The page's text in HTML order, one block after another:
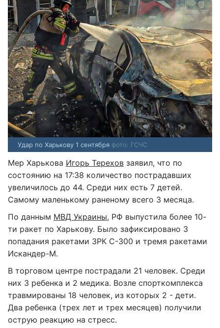
Удар по Харькову 1 сентября фото: ГСЧС
Мер Харькова Игорь Терехов заявил, что по
состоянию на 17:38 количество пострадавших
увеличилось до 44. Среди них есть 7 детей.
Самому маленькому раненому всего 3 месяца.
По данным МВД Украины, РФ выпустила более 10-
ти ракет по Харькову. Было зафиксировано 3
попадания ракетами ЗРК С-300 и тремя ракетами
Искандер-М.
В торговом центре пострадали 21 человек. Среди
них 3 ребенка и 2 медика. Возле спорткомплекса
травмированы 18 человек, из которых 2 - дети.
Два ребенка (трех лет и трех месяцев) получили
острую реакцию на стресс.